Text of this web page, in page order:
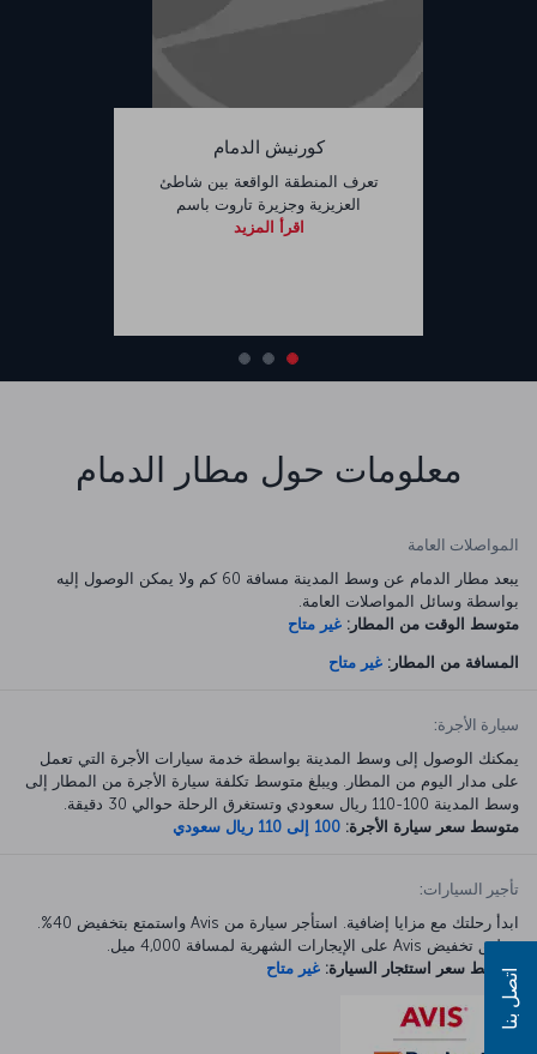
كورنيش الدمام
تعرف المنطقة الواقعة بين شاطئ
العزيزية وجزيرة تاروت باسم
اقرأ المزيد
معلومات حول مطار الدمام
المواصلات العامة
يبعد مطار الدمام عن وسط المدينة مسافة 60 كم ولا يمكن الوصول إليه
بواسطة وسائل المواصلات العامة.
متوسط الوقت من المطار: غير متاح
المسافة من المطار: غير متاح
سيارة الأجرة:
يمكنك الوصول إلى وسط المدينة بواسطة خدمة سيارات الأجرة التي تعمل
على مدار اليوم من المطار. ويبلغ متوسط تكلفة سيارة الأجرة من المطار إلى
وسط المدينة 100-110 ريال سعودي وتستغرق الرحلة حوالي 30 دقيقة.
متوسط سعر سيارة الأجرة: 100 إلى 110 ريال سعودي
تأجير السيارات:
ابدأ رحلتك مع مزايا إضافية. استأجر سيارة من Avis واستمتع بتخفيض 40%.
ينطبق تخفيض Avis على الإيجارات الشهرية لمسافة 4,000 ميل.
متوسط سعر استئجار السيارة: غير متاح اتصل بنا